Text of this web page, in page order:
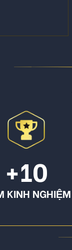
+10
KINH NGHIỆM